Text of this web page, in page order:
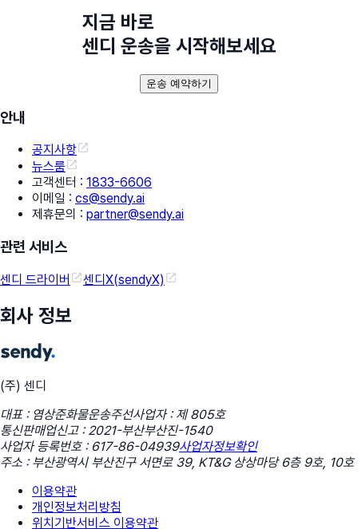
지금 바로
센디 운송을 시작해보세요
운송 예약하기
안내
공지사항
뉴스룸
고객센터 : 1833-6606
이메일 : cs@sendy.ai
제휴문의 : partner@sendy.ai
관련 서비스
센디 드라이버 센디X(sendyX)
회사 정보
(주) 센디
대표 : 염상준화물운송주선사업자 : 제 805호
통신판매업신고 : 2021-부산부산진-1540
사업자 등록번호 : 617-86-04939사업자정보확인
주소 : 부산광역시 부산진구 서면로 39, KT&G 상상마당 6층 9호, 10호
이용약관
개인정보처리방침
위치기반서비스 이용약관